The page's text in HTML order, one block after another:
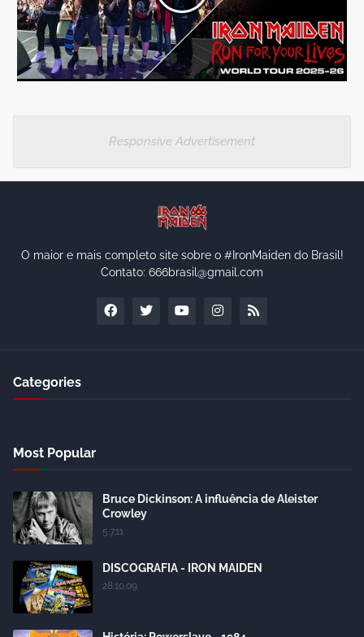
Responsive Advertisement
O maior e mais completo site sobre o #IronMaiden do Brasil!
Contato: 666brasil@gmail.com
Categories
Most Popular
Bruce Dickinson: A influência de Aleister
Crowley
5.7.11
DISCOGRAFIA - IRON MAIDEN
28.10.09